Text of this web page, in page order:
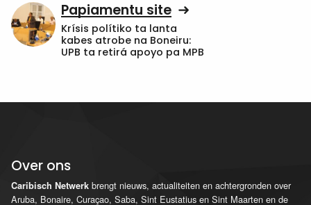
Papiamentu site
Krísis polítiko ta lanta
kabes atrobe na Boneiru:
UPB ta retirá apoyo pa MPB
Over ons
Caribisch Netwerk brengt nieuws, actualiteiten en achtergronden over
Aruba, Bonaire, Curaçao, Saba, Sint Eustatius en Sint Maarten en de